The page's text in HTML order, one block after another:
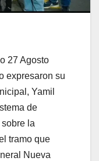
27 Agosto
expresaron su
Yamil
de
la
tramo que
Nueva